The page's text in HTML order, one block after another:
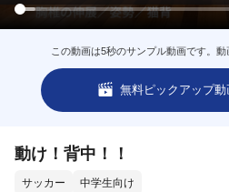
この動画は5秒のサンプル動画です。動
無料ピックアップ
動け！背中！！
サッカー 中学生向け